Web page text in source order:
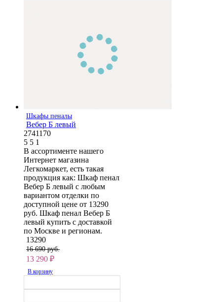
Шкафы пеналы
Вебер Б левый
2741170
5 5 1
В ассортименте нашего
Интернет магазина
Легкомаркет, есть такая
продукция как: Шкаф пенал
Вебер Б левый с любым
вариантом отделки по
доступной цене от 13290
руб. Шкаф пенал Вебер Б
левый купить с доставкой
по Москве и регионам.
13290
16 690 руб.
13 290 ₽
В корзину